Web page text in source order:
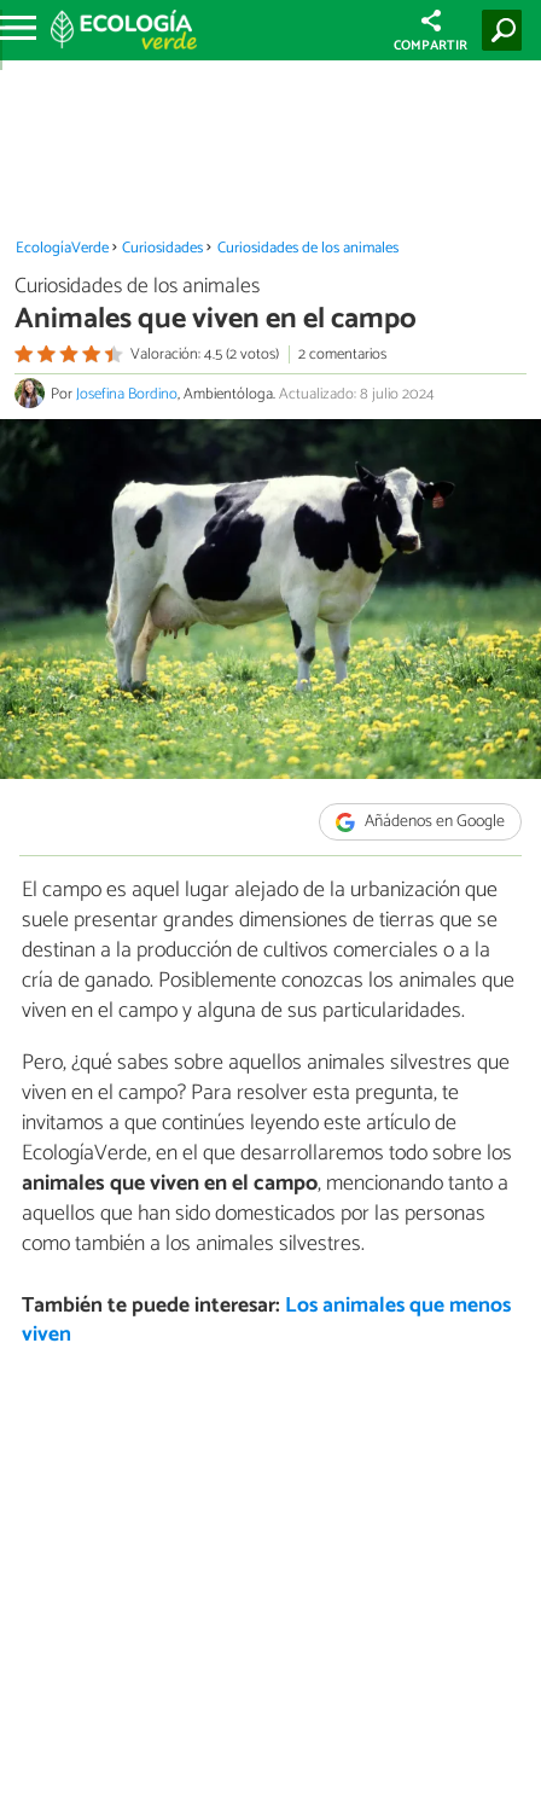
COMPARTIR
EcologíaVerde Curiosidades Curiosidades de los animales
Curiosidades de los animales
Animales que viven en el campo
Valoración: 4.5 (2 votos)
2 comentarios
PorJosefina Bordino, Ambientóloga.Actualizado: 8 julio 2024
Añádenos en Google
El campo es aquel lugar alejado de la urbanización que
suele presentar grandes dimensiones de tierras que se
destinan a la producción de cultivos comerciales o a la
cría de ganado. Posiblemente conozcas los animales que
viven en el campo y alguna de sus particularidades.
Pero, ¿qué sabes sobre aquellos animales silvestres que
viven en el campo? Para resolver esta pregunta, te
invitamos a que continúes leyendo este artículo de
EcologíaVerde, en el que desarrollaremos todo sobre los
animales que viven en el campo, mencionando tanto a
aquellos que han sido domesticados por las personas
como también a los animales silvestres.
También te puede interesar: Los animales que menos
viven